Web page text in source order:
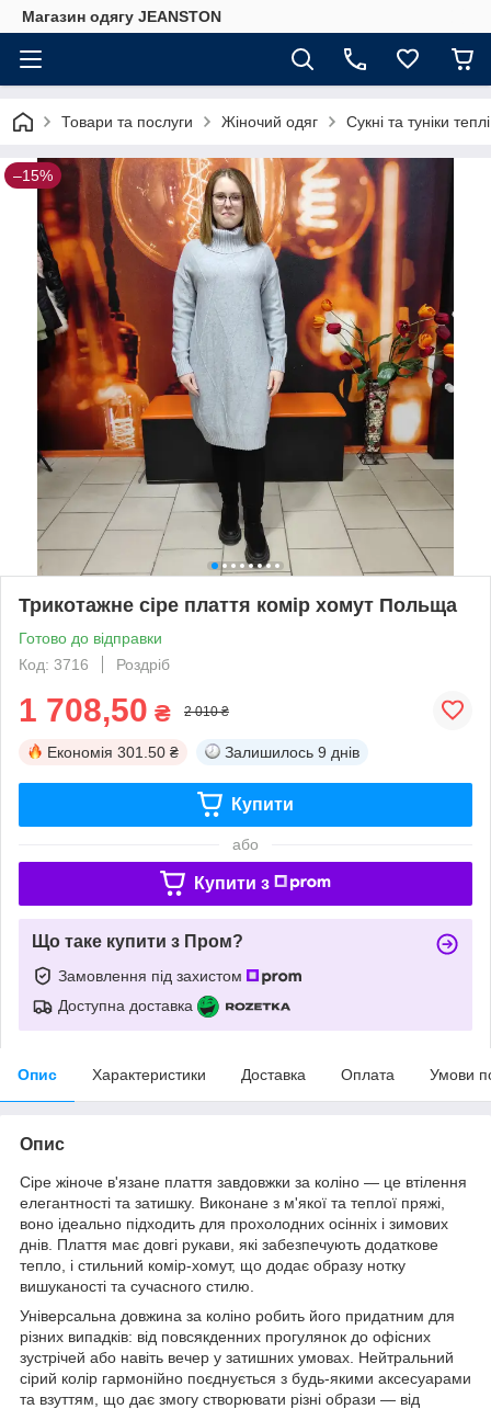
Магазин одягу JEANSTON
Товари та послуги Жіночий одяг Сукні та туніки теплі
–15%
Трикотажне сіре плаття комір хомут Польща
Готово до відправки
Код: 3716
Роздріб
1 708,50 ₴ 2 010 ₴
Економія 301.50 ₴ Залишилось 9 днів
Купити
або
Купити з
Що таке купити з Пром?
Замовлення під захистом
Доступна доставка
Опис Характеристики Доставка Оплата Умови
Опис
Сіре жіноче в'язане плаття завдовжки за коліно — це втілення
елегантності та затишку. Виконане з м'якої та теплої пряжі,
воно ідеально підходить для прохолодних осінніх і зимових
днів. Плаття має довгі рукави, які забезпечують додаткове
тепло, і стильний комір-хомут, що додає образу нотку
вишуканості та сучасного стилю.
Універсальна довжина за коліно робить його придатним для
різних випадків: від повсякденних прогулянок до офісних
зустрічей або навіть вечер у затишних умовах. Нейтральний
сірий колір гармонійно поєднується з будь-якими аксесуарами
та взуттям, що дає змогу створювати різні образи — від